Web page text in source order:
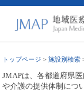
トップページ >施設別検索
JMAPは、各都道府県
や介護の提供体制につ